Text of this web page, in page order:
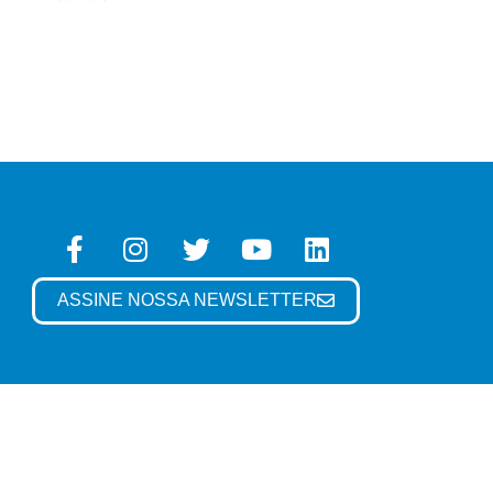
ASSINE NOSSA NEWSLETTER